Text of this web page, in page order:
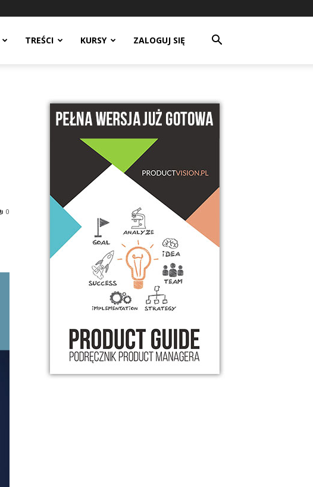
TREŚCI KURSY ZALOGUJ SIĘ
0